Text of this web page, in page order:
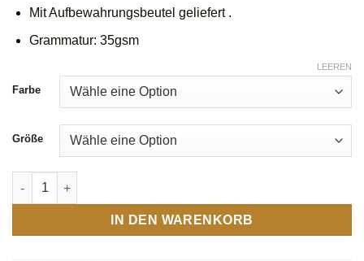
Mit Aufbewahrungsbeutel geliefert .
Grammatur: 35gsm
Farbe
Größe
LEEREN
Habibi Weste Stick H Menge
IN DEN WARENKORB